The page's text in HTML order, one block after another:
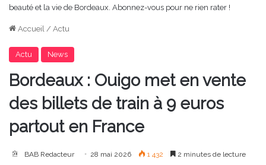
beauté et la vie de Bordeaux. Abonnez-vous pour ne rien rater !
Accueil / Actu
Actu News
Bordeaux : Ouigo met en vente
des billets de train à 9 euros
partout en France
BAB Redacteur 28 mai 2026 1 432 2 minutes de lecture